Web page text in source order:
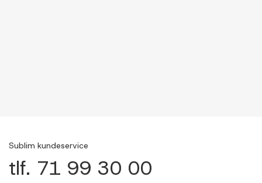
Sublim kundeservice
tlf. 71 99 30 00